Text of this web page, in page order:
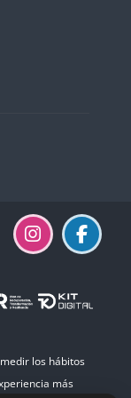
los hábitos
más